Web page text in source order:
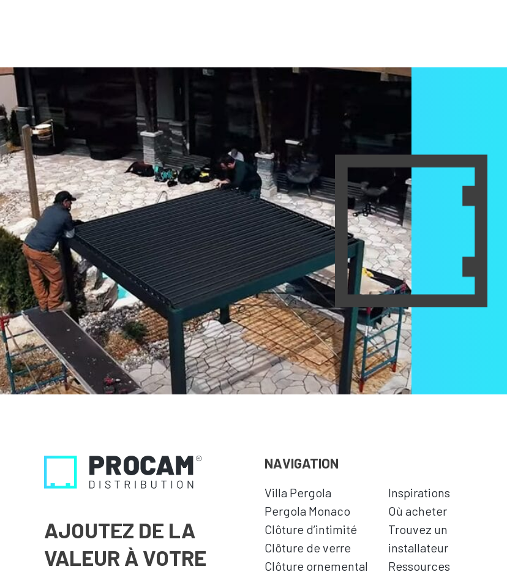
AJOUTEZ DE LA
VALEUR À VOTRE
NAVIGATION
Villa Pergola
Pergola Monaco
Clôture d’intimité
Clôture de verre
Clôture ornemental
Inspirations
Où acheter
Trouvez un
installateur
Ressources